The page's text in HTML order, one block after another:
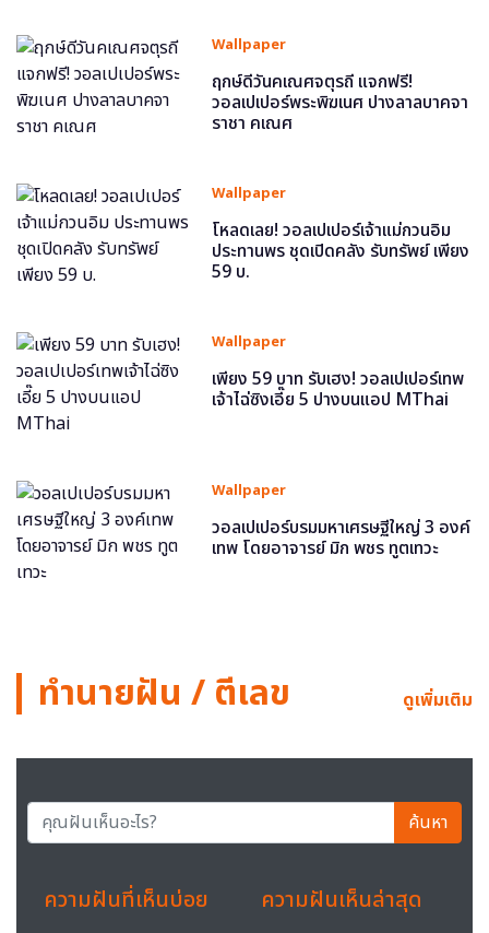
Wallpaper
ฤกษ์ดีวันคเณศจตุรถี แจกฟรี!
วอลเปเปอร์พระพิฆเนศ ปางลาลบาคจา
ราชา คเณศ
Wallpaper
โหลดเลย! วอลเปเปอร์เจ้าแม่กวนอิม
ประทานพร ชุดเปิดคลัง รับทรัพย์ เพียง
59 บ.
Wallpaper
เพียง 59 บาท รับเฮง! วอลเปเปอร์เทพ
เจ้าไฉ่ซิงเอี๊ย 5 ปางบนแอป MThai
Wallpaper
วอลเปเปอร์บรมมหาเศรษฐีใหญ่ 3 องค์
เทพ โดยอาจารย์ มิก พชร ทูตเทวะ
ทำนายฝัน / ตีเลข ดูเพิ่มเติม
ค้นหา
ความฝันที่เห็นบ่อย ความฝันเห็นล่าสุด